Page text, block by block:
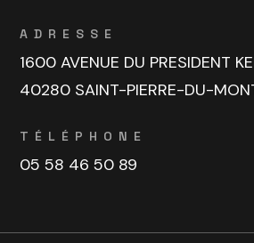
ADRESSE
1600 AVENUE DU PRESIDENT
40280 SAINT-PIERRE-DU-
TÉLÉPHONE
05 58 46 50 89